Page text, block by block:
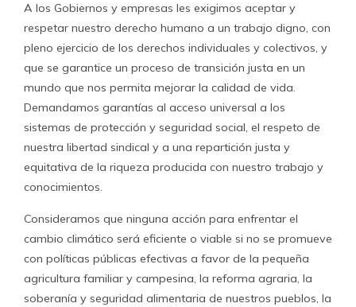
A los Gobiernos y empresas les exigimos aceptar y
respetar nuestro derecho humano a un trabajo digno, con
pleno ejercicio de los derechos individuales y colectivos, y
que se garantice un proceso de transición justa en un
mundo que nos permita mejorar la calidad de vida.
Demandamos garantías al acceso universal a los
sistemas de protección y seguridad social, el respeto de
nuestra libertad sindical y a una repartición justa y
equitativa de la riqueza producida con nuestro trabajo y
conocimientos.
Consideramos que ninguna acción para enfrentar el
cambio climático será eficiente o viable si no se promueve
con políticas públicas efectivas a favor de la pequeña
agricultura familiar y campesina, la reforma agraria, la
soberanía y seguridad alimentaria de nuestros pueblos, la